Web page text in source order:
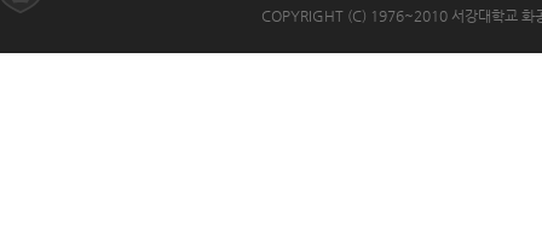
COPYRIGHT (C) 1976~2010 서강대학교 화